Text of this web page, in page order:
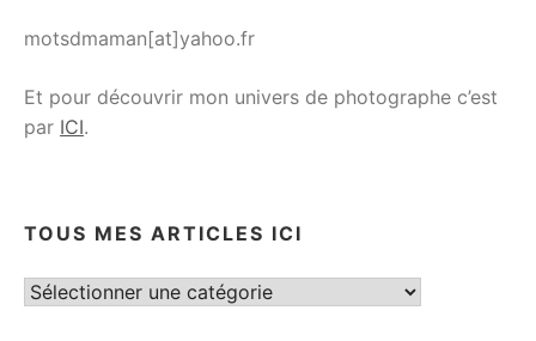
motsdmaman[at]yahoo.fr
Et pour découvrir mon univers de photographe c’est
par ICI.
TOUS MES ARTICLES ICI
Tous